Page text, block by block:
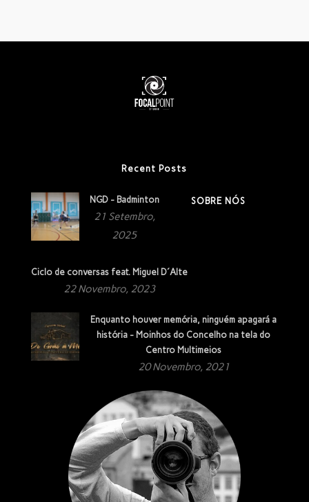
Recent Posts
NGD - Badminton
21 Setembro,
2025
Ciclo de conversas feat. Miguel D´Alte
22 Novembro, 2023
Enquanto houver memória, ninguém apagará a
história - Moinhos do Concelho na tela do
Centro Multimeios
20 Novembro, 2021
SOBRE NÓS